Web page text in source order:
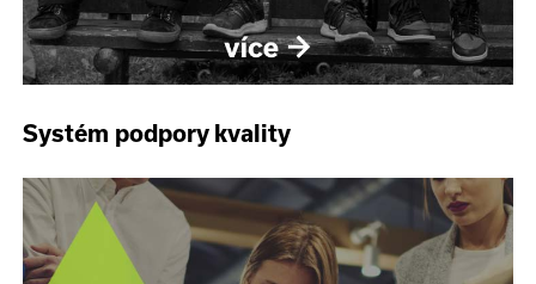
Systém podpory kvality